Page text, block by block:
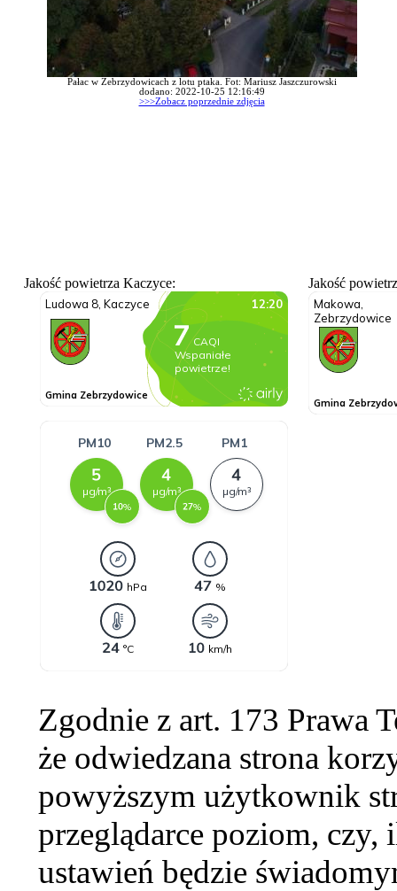
Pałac w Zebrzydowicach z lotu ptaka. Fot: Mariusz Jaszczurowski
dodano: 2022-10-25 12:16:49
>>>Zobacz poprzednie zdjęcia
Jakość powietrza Kaczyce: Jakość
Zgodnie z art. 173 Prawa
że odwiedzana strona
powyższym użytkownik
przeglądarce poziom,
ustawień będzie